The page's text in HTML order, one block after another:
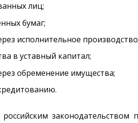
лиц;
бумаг;
исполнительное
в уставный капитал;
обременение имущества;
законодательством